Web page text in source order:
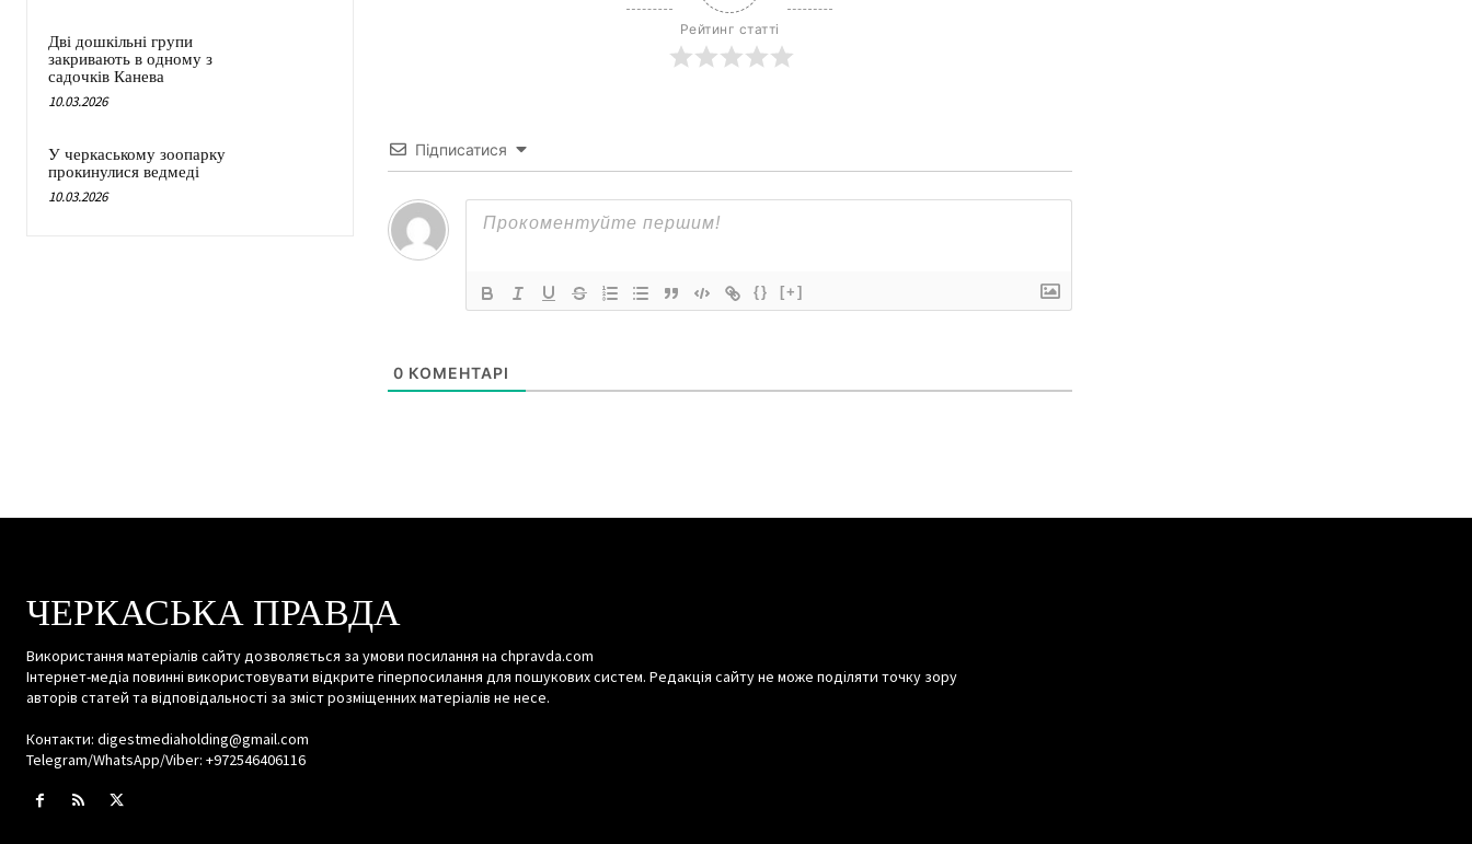
Дві дошкільні групи
закривають в одному з
садочків Канева
10.03.2026
У черкаському зоопарку
прокинулися ведмеді
10.03.2026
Рейтинг статті
Підписатися
{} [+]
0 КОМЕНТАРІ
ЧЕРКАСЬКА ПРАВДА
Використання матеріалів сайту дозволяється за умови посилання на chpravda.com
Інтернет-медіа повинні використовувати відкрите гіперпосилання для пошукових систем. Редакція сайту не може поділяти точку зору
авторів статей та відповідальності за зміст розміщенних матеріалів не несе.
Контакти: digestmediaholding@gmail.com
Telegram/WhatsApp/Viber: +972546406116